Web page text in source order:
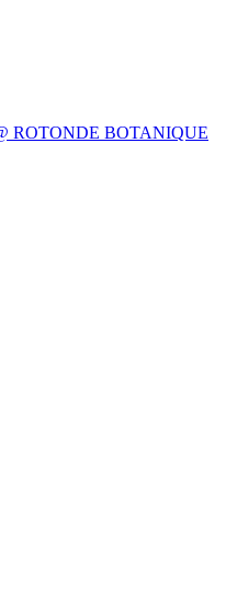
ROTONDE BOTANIQUE